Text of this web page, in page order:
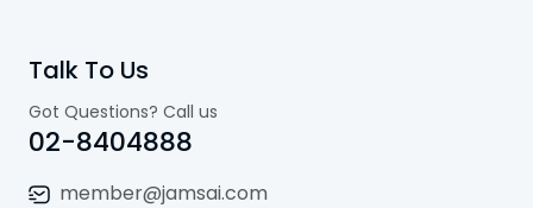
Talk To Us
Got Questions? Call us
02-8404888
member@jamsai.com